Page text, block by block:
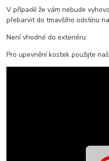
V případě že vám nebude
přebarvit do tmavšího odstínu
Není vhodné do exteriéru.
Pro upevnění kostek použijte